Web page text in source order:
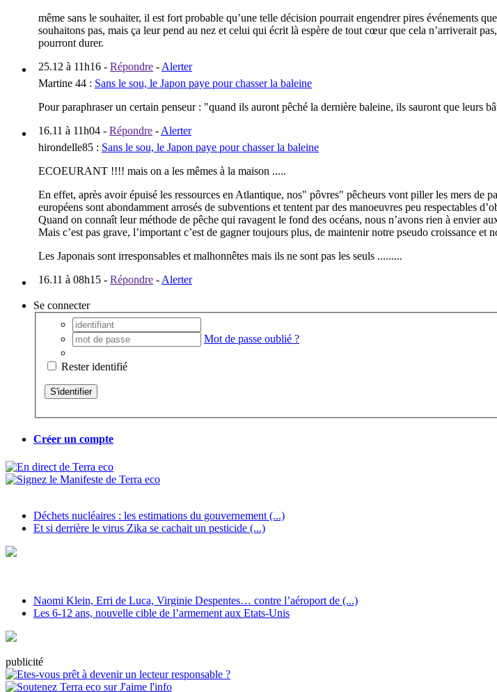
même sans le souhaiter, il est fort probable qu’une telle décision pourrait engendrer pires événements
souhaitons pas, mais ça leur pend au nez et celui qui écrit là espère de tout cœur que cela n’arriverait
pourront durer.
25.12 à 11h16 - Répondre -Alerter
Martine 44 : Sans le sou, le Japon paye pour chasser la baleine
Pour paraphraser un certain penseur : "quand ils auront pêché la dernière baleine, ils sauront que leurs
16.11 à 11h04 - Répondre -Alerter
hirondelle85 : Sans le sou, le Japon paye pour chasser la baleine
ECOEURANT !!!! mais on a les mêmes à la maison .....
En effet, après avoir épuisé les ressources en Atlantique, nos" pôvres" pêcheurs vont piller les mers de
européens sont abondamment arrosés de subventions et tentent par des manoeuvres peu respectables
Quand on connaît leur méthode de pêche qui ravagent le fond des océans, nous n’avons rien à envier
Mais c’est pas grave, l’important c’est de gagner toujours plus, de maintenir notre pseudo croissance
Les Japonais sont irresponsables et malhonnêtes mais ils ne sont pas les seuls .........
16.11 à 08h15 - Répondre -Alerter
Se connecter
Mot de passe oublié ?
Rester identifié
Créer un compte
Déchets nucléaires : les estimations du gouvernement (...)
Et si derrière le virus Zika se cachait un pesticide (...)
Naomi Klein, Erri de Luca, Virginie Despentes… contre l’aéroport de (...)
Les 6-12 ans, nouvelle cible de l’armement aux Etats-Unis
publicité